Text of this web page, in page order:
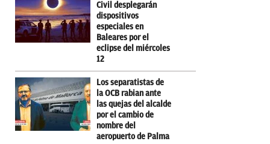
Civil desplegarán
dispositivos
especiales en
Baleares por el
eclipse del miércoles
12
Los separatistas de
la OCB rabian ante
las quejas del alcalde
por el cambio de
nombre del
aeropuerto de Palma